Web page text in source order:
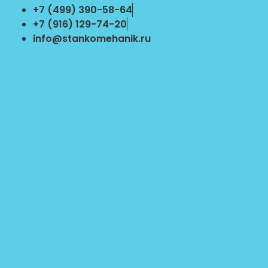
Перейти
содержимому
+7 (499) 390-58-64
+7 (916) 129-74-20
info@stankomehanik.ru